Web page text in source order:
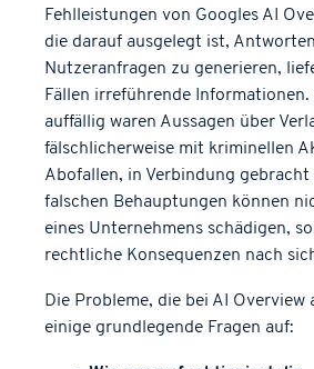
Fehlleistungen von Googles AI
die darauf ausgelegt ist,
Nutzeranfragen zu generieren,
Fällen irreführende Informationen.
auffällig waren Aussagen über
fälschlicherweise mit kriminellen
Abofallen, in Verbindung
falschen Behauptungen können
eines Unternehmens schädigen,
rechtliche Konsequenzen nach
Die Probleme, die bei AI Overview
einige grundlegende Fragen auf: